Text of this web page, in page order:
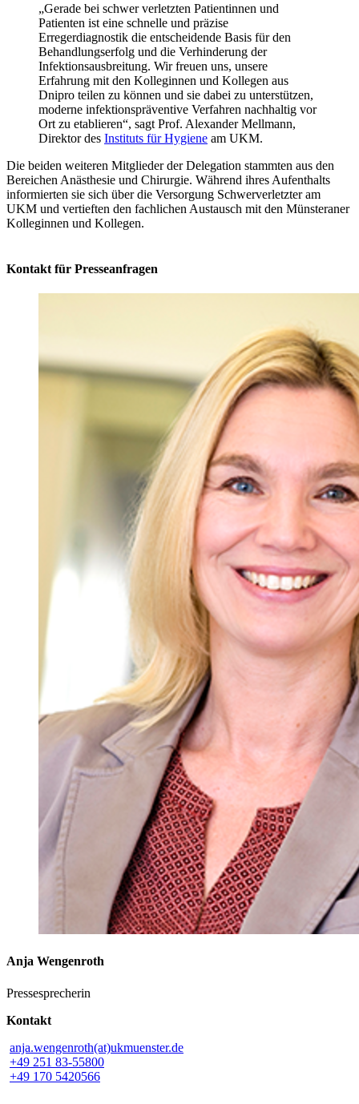
„Gerade bei schwer verletzten Patientinnen und
Patienten ist eine schnelle und präzise
Erregerdiagnostik die entscheidende Basis für den
Behandlungserfolg und die Verhinderung der
Infektionsausbreitung. Wir freuen uns, unsere
Erfahrung mit den Kolleginnen und Kollegen aus
Dnipro teilen zu können und sie dabei zu unterstützen,
moderne infektionspräventive Verfahren nachhaltig vor
Ort zu etablieren“, sagt Prof. Alexander Mellmann,
Direktor des Instituts für Hygiene am UKM.
Die beiden weiteren Mitglieder der Delegation stammten aus den
Bereichen Anästhesie und Chirurgie. Während ihres Aufenthalts
informierten sie sich über die Versorgung Schwerverletzter am
UKM und vertieften den fachlichen Austausch mit den Münsteraner
Kolleginnen und Kollegen.
Kontakt für Presseanfragen
Anja Wengenroth
Pressesprecherin
Kontakt
anja.wengenroth(at)ukmuenster.de
+49 251 83-55800
+49 170 5420566